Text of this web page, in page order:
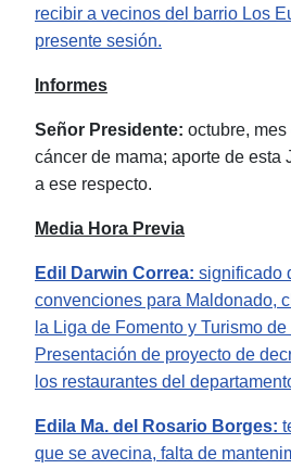
recibir a vecinos del barrio Los
presente sesión.
Informes
Señor Presidente: octubre, mes
cáncer de mama; aporte de esta
a ese respecto.
Media Hora Previa
Edil Darwin Correa: significado
convenciones para Maldonado,
la Liga de Fomento y Turismo
Presentación de proyecto de
los restaurantes del
Edila Ma. del Rosario Borges:
que se avecina, falta de